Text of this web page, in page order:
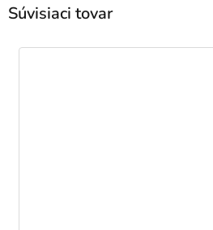
Súvisiaci tovar